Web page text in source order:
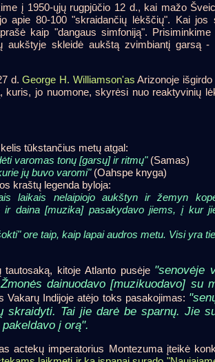
į 1950-ųjų rugpjūčio 12 d., kai mažo
apie 80-100 "skraidančių lėkščių". Kai
kaip "dangaus simfoniją".
aukštyje skleidė aukštą zvimbiantį
d.George H. Williamson'as Arizonoje
kuris, jo nuomone, skyrėsi nuo reaktyvinių
tūkstančius metų atgal:
varomas tonų [garsų] ir ritmų"(Samas)
jų buvo varomi"(Oahspe knyga)
kraštų legenda byloja:
laikais nelaipiojo aukštyn ir žemyn
ir daina [muzika] pasakydavo jiems, į kur
ore taip, kaip lapai audros metu. Visi yra
tautosaką, kitoje Atlanto pusėje "senovėje
dainuodavo [muzikuodavo] su
Vakarų Indijoje atėjo toks pasakojimas:
skraidyti. Tai jie darė be sparnų. Jie
į orą".
actekų imperatorius Montezuma įteikė